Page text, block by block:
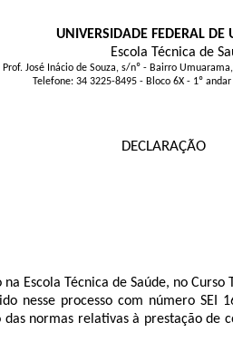
UNIVERSIDADE FEDERAL DE
Escola Técnica de
Prof. José Inácio de Souza, s/nº - Bairro
Telefone: 34 3225-8495 - Bloco 6X - 1º
DECLARAÇÃO
Escola Técnica de Saúde, no Curso
nesse processo com número SEI
normas relativas à prestação